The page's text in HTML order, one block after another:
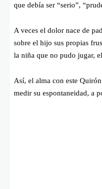
que debía ser “serio”,
A veces el dolor nace de
sobre el hijo sus propias
la niña que no pudo jugar,
Así, el alma con este
medir su espontaneidad, a